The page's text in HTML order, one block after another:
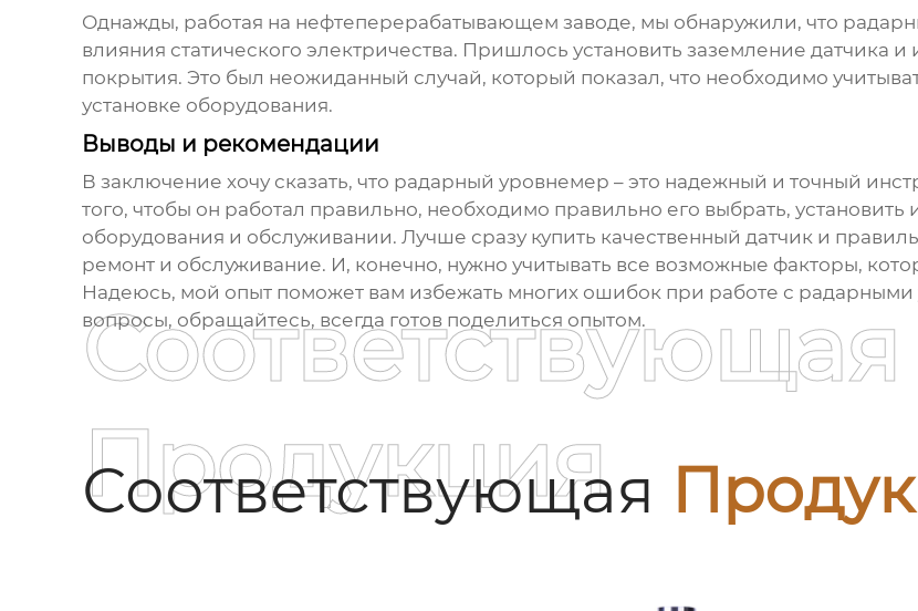
Однажды, работая на нефтеперерабатывающем заводе, мы обнаружили, что
влияния статического электричества. Пришлось установить заземление датчика
покрытия. Это был неожиданный случай, который показал, что необходимо
установке оборудования.
Выводы и рекомендации
В заключение хочу сказать, что радарный уровнемер – это надежный и точный
того, чтобы он работал правильно, необходимо правильно его выбрать, установить
оборудования и обслуживании. Лучше сразу купить качественный датчик и
ремонт и обслуживание. И, конечно, нужно учитывать все возможные факторы,
Надеюсь, мой опыт поможет вам избежать многих ошибок при работе с радарными
вопросы, обращайтесь, всегда готов поделиться опытом.
Соответствующая
Соответствующая
Продукция